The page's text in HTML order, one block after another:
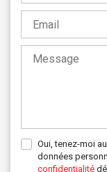
+33
Oui, tenez-moi
données
confidentialité